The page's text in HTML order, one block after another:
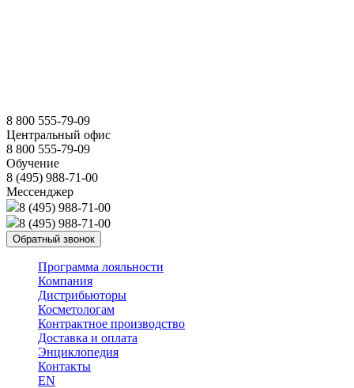
8 800 555-79-09
Центральный офис
8 800 555-79-09
Обучение
8 (495) 988-71-00
Мессенджер
8 (495) 988-71-00
8 (495) 988-71-00
Обратный звонок
Программа лояльности
Компания
Дистрибьюторы
Косметологам
Контрактное производство
Доставка и оплата
Энциклопедия
Контакты
EN